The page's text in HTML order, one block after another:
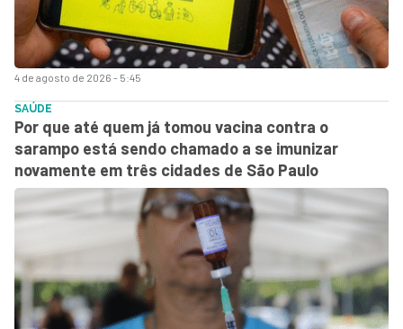
4 de agosto de 2026 - 5:45
SAÚDE
Por que até quem já tomou vacina contra o
sarampo está sendo chamado a se imunizar
novamente em três cidades de São Paulo